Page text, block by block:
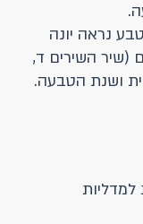
נראה יונה
(שיר השירים ד,
ושנת הטבעה.